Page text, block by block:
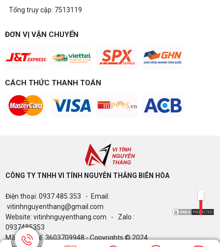
Tổng truy cập: 7513119
ĐƠN VỊ VẬN CHUYỂN
CÁCH THỨC THANH TOÁN
CÔNG TY TNHH VI TÍNH NGUYỄN THẮNG BIÊN HÒA​
Điện thoại: 0937.485.353 - Email:
vitinhnguyenthang@gmail.com
Website: vitinhnguyenthang.com - Zalo :
0937485353
Mã Số Thuế: 3603709948 - Copyrights © 2024